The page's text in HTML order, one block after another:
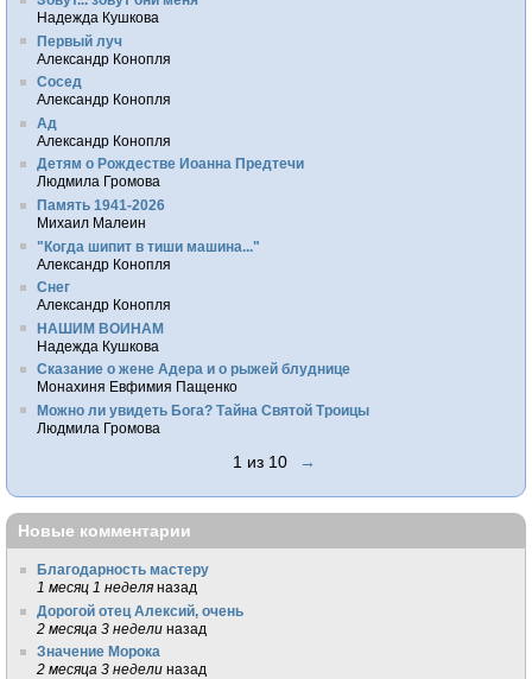
Надежда Кушкова
Первый луч
Александр Конопля
Сосед
Александр Конопля
Ад
Александр Конопля
Детям о Рождестве Иоанна Предтечи
Людмила Громова
Память 1941-2026
Михаил Малеин
"Когда шипит в тиши машина..."
Александр Конопля
Снег
Александр Конопля
НАШИМ ВОИНАМ
Надежда Кушкова
Сказание о жене Адера и о рыжей блуднице
Монахиня Евфимия Пащенко
Можно ли увидеть Бога? Тайна Святой Троицы
Людмила Громова
1 из 10 →
Новые комментарии
Благодарность мастеру
1 месяц 1 неделя назад
Дорогой отец Алексий, очень
2 месяца 3 недели назад
Значение Морока
2 месяца 3 недели назад